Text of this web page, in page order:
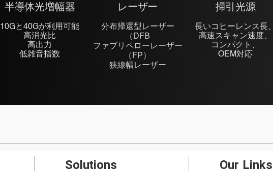
半導体光増幅器
10Gと40Gが利用可能
高消光比
高出力
低雑音指数
レーザー
分布帰還型レーザー
（DFB
ファブリペローレーザー
（FP）
狭線幅レーザー
掃引光源
長いコヒーレンス長、
高速スキャン速度、
コンパクト、
OEM対応
Solutions Our Links